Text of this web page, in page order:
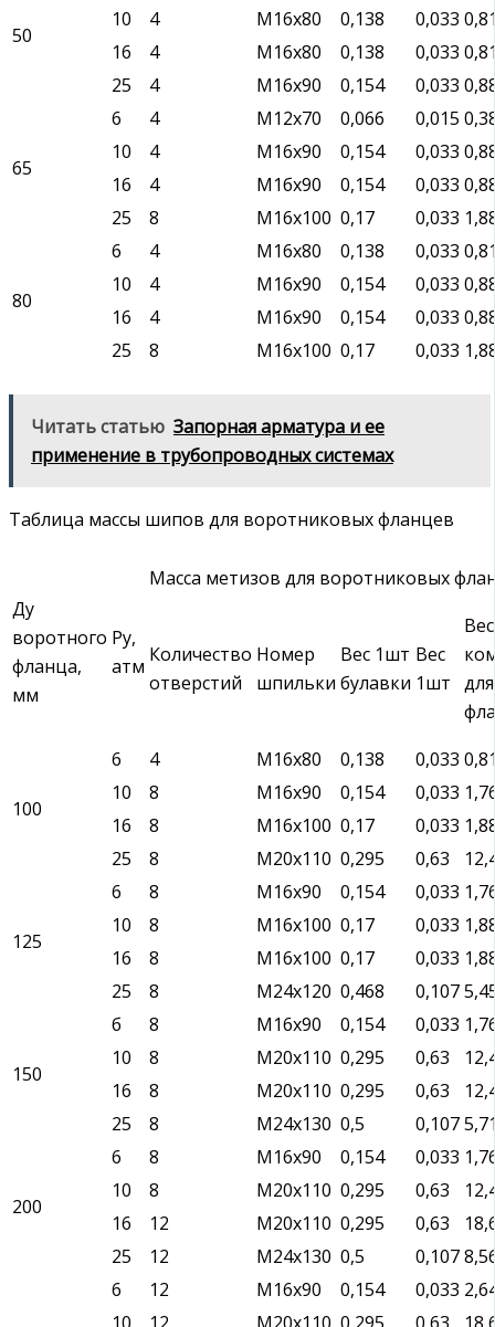
50
10
4 М16х80 0,138 0,033
16
4 М16х80 0,138 0,033
25
4 М16х90 0,154 0,033
65
6 4 М12х70 0,066 0,015
10
4 М16х90 0,154 0,033
16
4 М1бх90 0,154 0,033
25
8 М16х100 0,17 0,033
80
6 4 М16х80 0,138 0,033
10
4 М16х90 0,154 0,033
16
4 М16х90 0,154 0,033
25
8 М16х100 0,17 0,033
Читать статью Запорная арматура и ее
применение в трубопроводных системах
Таблица массы шипов для воротниковых фланцев
Ду
воротного
фланца,
мм
Ру,
атм
Масса метизов для воротниковых
Количество
отверстий
Номер
шпильки
Вес 1шт
булавки
Вес
1шт
Вес
100
6 4 М16х80 0,138 0,033
10
8 М16х90 0,154 0,033
16
8 М16х100 0,17 0,033
25
8 М20х110 0,295 0,63
125
6 8 М16х90 0,154 0,033
10
8 М16х100 0,17 0,033
16
8 М16х100 0,17 0,033
25
8 М24х120 0,468 0,107
150
б 8 М16х90 0,154 0,033
10
8 М20х110 0,295 0,63
16
8 М20х110 0,295 0,63
25
8 М24х130 0,5 0,107
200
6 8 М16х90 0,154 0,033
10
8 М20х110 0,295 0,63
16
12 М20х110 0,295 0,63
25
12 М24х130 0,5 0,107
6
12 М16х90 0,154 0,033